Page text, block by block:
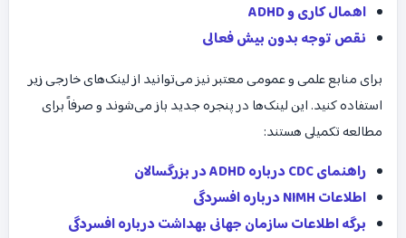
اهمال کاری و ADHD
نقص توجه بدون بیش فعالی
برای منابع علمی و عمومی معتبر نیز می‌توانید از لینک‌های خارجی زیر
استفاده کنید. این لینک‌ها در پنجره جدید باز می‌شوند و صرفاً برای
مطالعه تکمیلی هستند:
راهنمای CDC درباره ADHD در بزرگسالان
اطلاعات NIMH درباره افسردگی
برگه اطلاعات سازمان جهانی بهداشت درباره افسردگی